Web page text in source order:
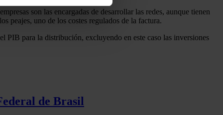
de redes sociales
nuestros partners de
son las encargadas de desarrollar las redes, aunque tienen
peajes, uno de los costes regulados de la factura.
PIB para la distribución, excluyendo en este caso las inversiones
de Brasil